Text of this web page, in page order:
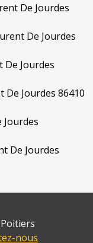
De Jourdes
De Jourdes
Jourdes
Jourdes 86410
De Jourdes
nous